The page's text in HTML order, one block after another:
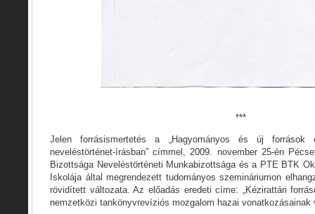
***
Jelen forrásismertetés a „Hagyományos és új
neveléstörténet-írásban” címmel, 2009. november 25-én
Bizottsága Neveléstörténeti Munkabizottsága és a PTE BTK
Iskolája által megrendezett tudományos szemináriumon
rövidített változata. Az előadás eredeti címe: „Kézirattári
nemzetközi tankönyvrevíziós mozgalom hazai vonatkozásainak